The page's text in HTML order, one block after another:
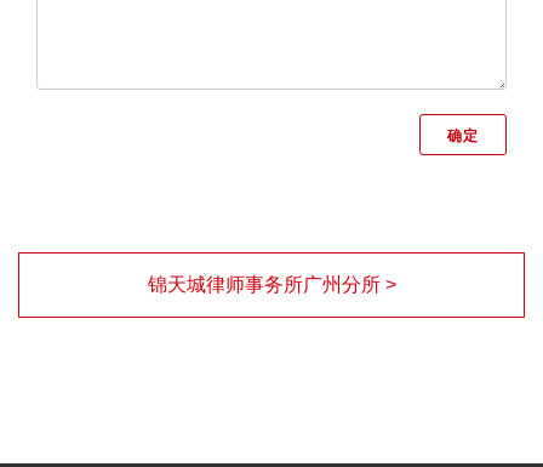
锦天城律师事务所广州分所 >